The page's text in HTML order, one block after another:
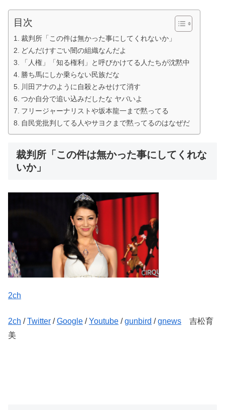
目次
裁判所「この件は無かった事にしてくれないか」
どんだけすごい闇の組織なんだよ
「人権」「知る権利」と呼びかけてる人たちが沈黙中
勝ち馬にしか乗らない民族だな
川田アナのように自殺とみせけて消す
つか自分で追い込みだしたな ヤバいよ
フリージャーナリストや坂本龍一まで黙ってる
自民党批判してる人やサヨクまで黙ってるのはなぜだ
裁判所「この件は無かった事にしてくれな
いか」
2ch
2ch /Twitter /Google /Youtube /gunbird /gnews 吉松育
美